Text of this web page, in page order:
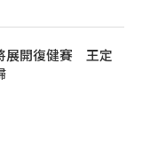
展開復健賽 王定